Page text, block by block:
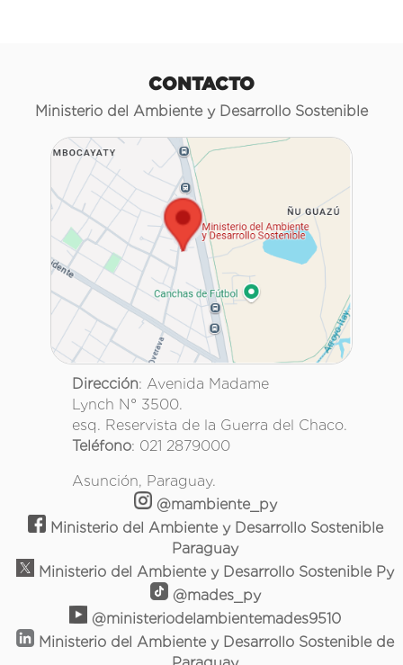
CONTACTO
Ministerio del Ambiente y Desarrollo Sostenible
Dirección: Avenida Madame
Lynch N° 3500.
esq. Reservista de la Guerra del Chaco.
Teléfono: 021 2879000
Asunción, Paraguay.
@mambiente_py
Ministerio del Ambiente y Desarrollo Sostenible
Paraguay
Ministerio del Ambiente y Desarrollo Sostenible Py
@mades_py
@ministeriodelambientemades9510
Ministerio del Ambiente y Desarrollo Sostenible de